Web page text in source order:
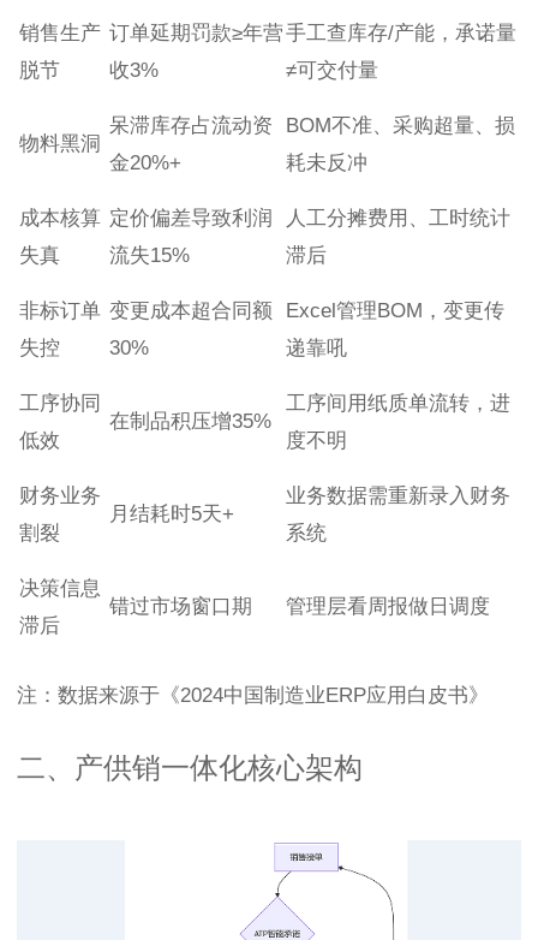
销售生产
脱节
订单延期罚款≥年营
收3%
手工查库存/产能，承诺量
≠可交付量
物料黑洞
呆滞库存占流动资
金20%+
BOM不准、采购超量、损
耗未反冲
成本核算
失真
定价偏差导致利润
流失15%
人工分摊费用、工时统计
滞后
非标订单
失控
变更成本超合同额
30%
Excel管理BOM，变更传
递靠吼
工序协同
低效
在制品积压增35%
工序间用纸质单流转，进
度不明
财务业务
割裂
月结耗时5天+
业务数据需重新录入财务
系统
决策信息
滞后
错过市场窗口期 管理层看周报做日调度
注：数据来源于《2024中国制造业ERP应用白皮书》
二、产供销一体化核心架构